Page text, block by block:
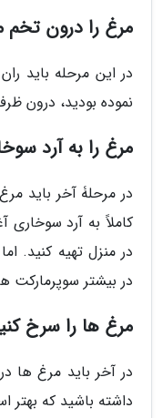
مرغ را درون تخم
در این مرحله باید
نموده بودید، درون
مرغ را به آرد
در مرحلۀ آخر باید
کاملاً به آرد سوخاری
در منزل تهیه کنید.
در بیشتر
مرغ ها را سرخ
در آخر باید مرغ ها
داشته باشید که بهتر